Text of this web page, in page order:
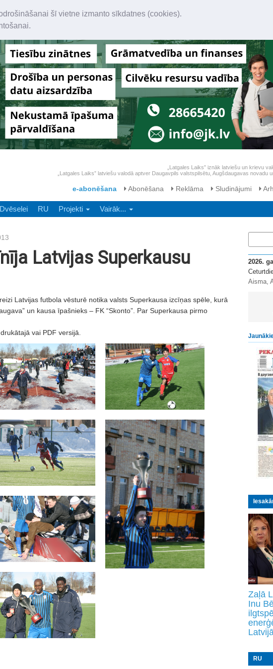
šī vietne izmanto sīkdatnes (cookies).
„Latgales Laiks” iznāk latviešu un krievu
„Latgales Laiks” latviešu valodā aptver Daugavpils valstspilsētu, Augšdaugavas novadu
e-abonēšana Abonēšana Reklāma Sludinājumi
Dvēselei RU Projekti Vairāk...
Latvijas Superkausu
Latvijas futbola vēsturē notika valsts Superkausa izcīņas spēle, kurā
un kausa īpašnieks – FK “Skonto”. Par Superkausa pirmo
vai PDF versijā.
2026.
Aisma,
Zaļā
Inu
Latvijā
RU